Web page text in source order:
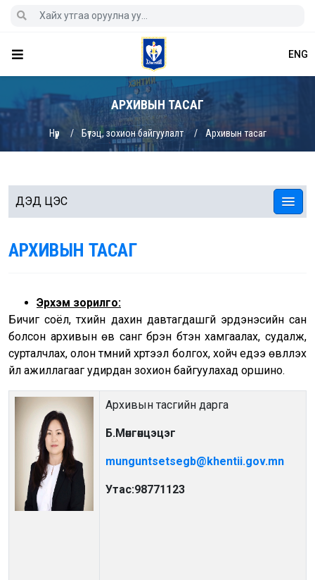
ENG
АРХИВЫН ТАСАГ
Нүүр Бүтэц, зохион байгуулалт Архивын тасаг
ДЭД ЦЭС
АРХИВЫН ТАСАГ
Эрхэм зорилго:
Бичиг соёл, түүхийн дахин давтагдашгүй эрдэнэсийн сан
болсон архивын өв санг бүрэн бүтэн хамгаалах, судалж,
сурталчлах, олон түмний хүртээл болгох, хойч үедээ өвлүүлэх
үйл ажиллагааг удирдан зохион байгуулахад оршино.
Архивын тасгийн дарга
Б.Мөнгөнцэцэг
munguntsetsegb@khentii.gov.mn
Утас:98771123